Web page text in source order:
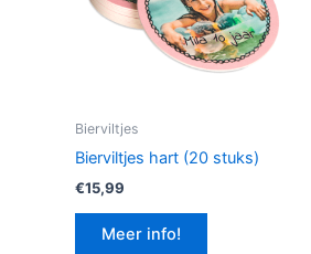
Bierviltjes
Bierviltjes hart (20 stuks)
€15,99
Meer info!